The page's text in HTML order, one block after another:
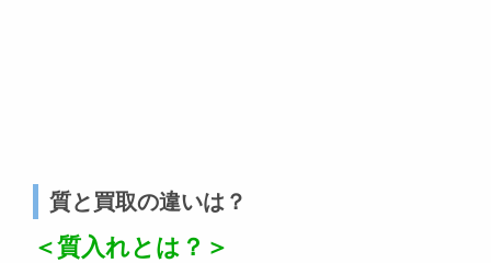
質と買取の違いは？
＜質入れとは？＞